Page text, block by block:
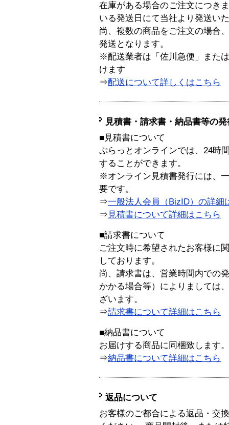
在庫がある場合のご注文につき
いる発送日にて当社より発送い
尚、複数の商品をご注文の場合
発送となります。
※配送業者は「佐川急便」また
けます
⇒配送について詳しくはこちら
見積書・請求書・納品書等の
■見積書について
ぷらっとオンラインでは、24時
することができます。
※オンライン見積書発行には、
要です。
⇒一般法人会員（BizID）の詳細
⇒ 見積書について詳細はこちら
■請求書について
ご注文時に希望されたお客様に
しております。
尚、請求書は、営業時間内での
かかる場合等）によりましては
ざいます。
⇒請求書について詳細はこちら
■納品書について
お届けする商品に同梱致します。
⇒納品書について詳細はこちら
返品について
お客様のご都合による返品・交